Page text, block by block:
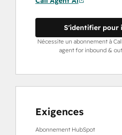
S'identifier pour
Nécessite un abonnement à
agent for inbound &
Exigences
Abonnement HubSpot